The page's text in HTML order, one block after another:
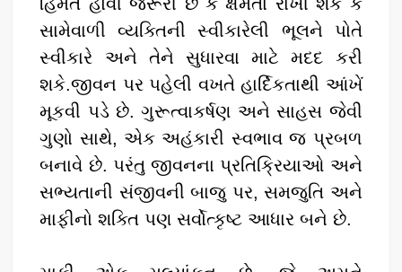
સામેવાળી વ્યક્તિની સ્વીકારેલી ભૂલને પોતે
સ્વીકારે અને તેને સુધારવા માટે મદદ કરી
શકે.જીવન પર પહેલી વખતે હાર્દિકતાથી આંખેં
મૂકવી પડે છે. ગુરૂત્વાકર્ષણ અને સાહસ જેવી
ગુણો સાથે, એક અહંકારી સ્વભાવ જ પ્રબળ
બનાવે છે. પરંતુ જીવનના પ્રતિક્રિયાઓ અને
સભ્યતાની સંજીવની બાજુ પર, સમજુતિ અને
માફીનો શક્તિ પણ સર્વોત્કૃષ્ટ આધાર બને છે.